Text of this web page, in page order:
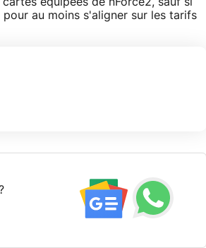
au moins s'aligner sur les tarifs